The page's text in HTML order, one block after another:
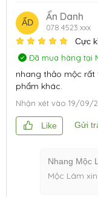
ẨD
Ẩn Danh
078.4523.xxx
Cực
Đã mua hàng tại
nhang thảo mộc rất
phẩm khác.
Nhận xét vào 19/09/
Like Gửi
Nhang Mộc
Mộc Lâm